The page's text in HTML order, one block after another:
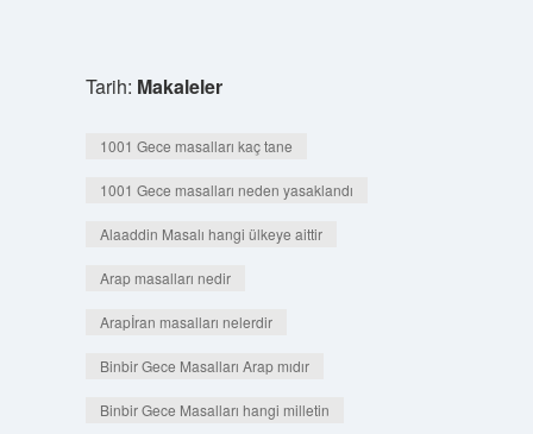
Tarih: Makaleler
1001 Gece masalları kaç tane
1001 Gece masalları neden yasaklandı
Alaaddin Masalı hangi ülkeye aittir
Arap masalları nedir
Arapİran masalları nelerdir
Binbir Gece Masalları Arap mıdır
Binbir Gece Masalları hangi milletin